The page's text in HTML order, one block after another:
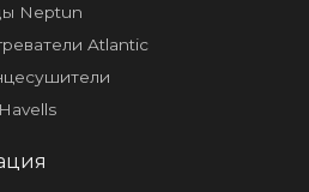
Neptun
Atlantic